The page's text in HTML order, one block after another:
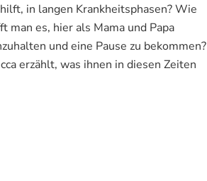
eine
Krankheit
die
nächste
jagt
in langen Krankheitsphasen? Wie
man es, hier als Mama und Papa
und eine Pause zu bekommen?
erzählt, was ihnen in diesen Zeiten